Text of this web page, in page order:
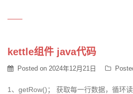
kettle组件 java代码
Posted on 2024年12月21日
1、getRow()； 获取每一行数据，循环